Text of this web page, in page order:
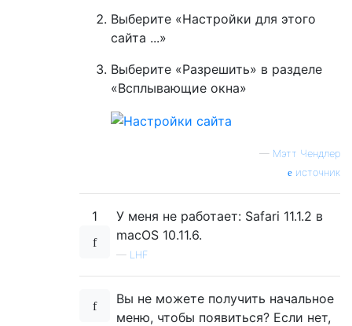
Выберите «Настройки для этого
сайта ...»
Выберите «Разрешить» в разделе
«Всплывающие окна»
— Мэтт Чендлер
источник
1
У меня не работает: Safari 11.1.2 в
macOS 10.11.6.
— LHF
Вы не можете получить начальное
меню, чтобы появиться? Если нет,